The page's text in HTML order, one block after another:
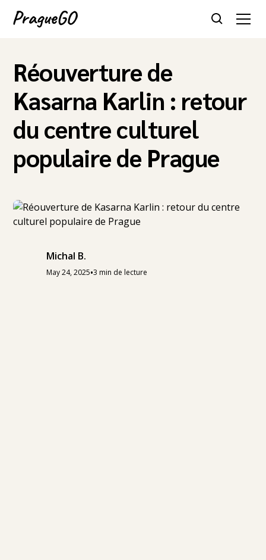
Réouverture de
Kasarna Karlin : retour
du centre culturel
populaire de Prague
Michal B.
May 24, 2025•3 min de lecture